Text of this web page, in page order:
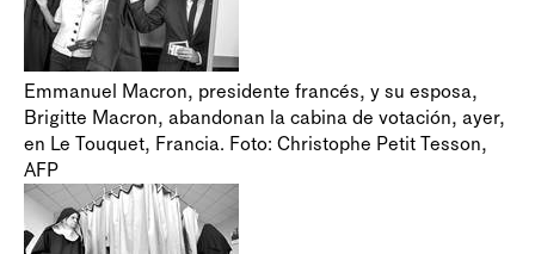
Emmanuel Macron, presidente francés, y su esposa,
Brigitte Macron, abandonan la cabina de votación, ayer,
en Le Touquet, Francia. Foto: Christophe Petit Tesson,
AFP